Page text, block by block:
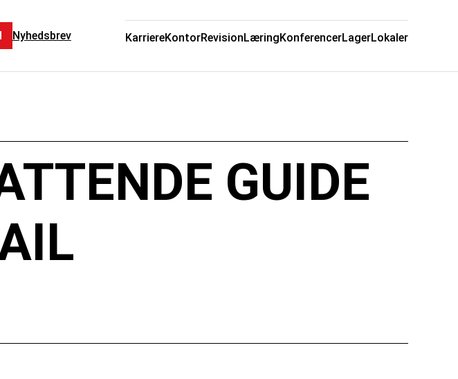
KarriereKontorRevisionLæringKonferencerLagerLokaler
Nyhedsbrev
GUIDE